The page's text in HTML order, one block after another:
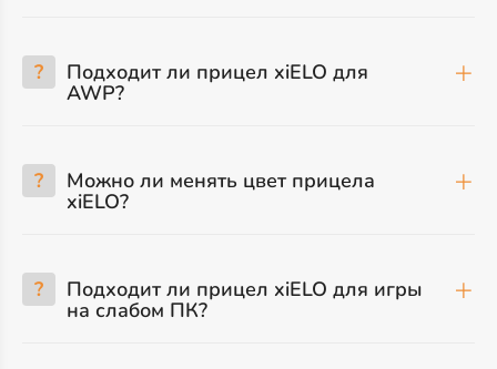
? Подходит ли прицел xiELO для
AWP?
? Можно ли менять цвет прицела
xiELO?
? Подходит ли прицел xiELO для игры
на слабом ПК?